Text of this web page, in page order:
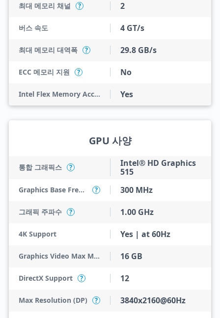
최대 메모리 채널 ? 2
버스 속도 4 GT/s
최대 메모리 대역폭 ? 29.8 GB/s
ECC 메모리 지원 ? No
Intel Flex Memory Access Yes
GPU 사양
통합 그래픽스 ?
Intel® HD Graphics
515
Graphics Base Frequency ? 300 MHz
그래픽 주파수 ? 1.00 GHz
4K Support Yes | at 60Hz
Graphics Video Max Memory 16 GB
DirectX Support ? 12
Max Resolution (DP) ? 3840x2160@60Hz